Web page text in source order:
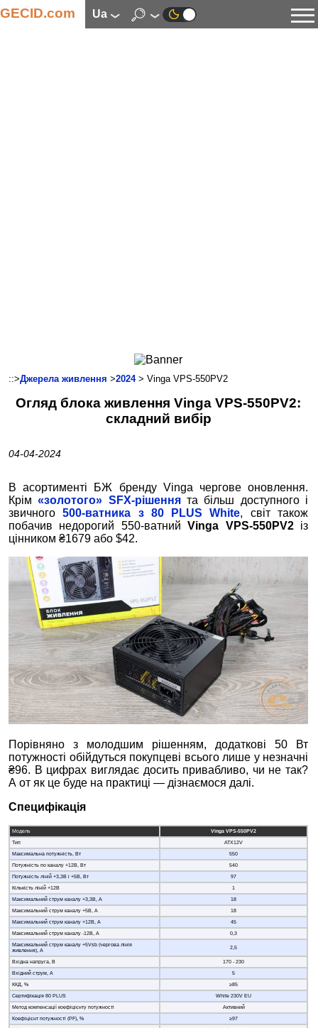
GECID.com ua
Смартфони
Комунікації
Автоелектроніка
::>Джерела живлення >2024> Vinga VPS-550PV2
Огляд блока живлення Vinga VPS-550PV2:
складний вибір
04-04-2024
В асортименті БЖ бренду Vinga чергове оновлення.
Крім«золотого» SFX-рішеннята більш доступного і
звичного500-ватника з 80 PLUS White, світ також
побачив недорогий 550-ватнийVinga VPS-550PV2із
цінником ₴1679 або $42.
Порівняно з молодшим рішенням, додаткові 50 Вт
потужності обійдуться покупцеві всього лише у незначні
₴96. В цифрах виглядає досить привабливо, чи не так?
А от як це буде на практиці — дізнаємося далі.
Специфікація
Модель
Vinga VPS-550PV2
Тип
ATX12V
Максимальна потужність, Вт
550
Потужність по каналу +12В, Вт
540
Потужність ліній +3,3В і +5В, Вт
97
Кількість ліній +12В
1
Максимальний струм каналу +3,3В, А
18
Максимальний струм каналу +5В, А
18
Максимальний струм каналу +12В, А
45
Максимальний струм каналу -12В, А
0,3
Максимальний струм каналу +5Vsb (чергова лінія
живлення), А
2,5
Вхідна напруга, В
170 - 230
Вхідний струм, А
5
ККД, %
≥85
Сертифікація 80 PLUS
White 230V EU
Метод компенсації коефіцієнту потужності
Активний
Коефіцієнт потужності (PF), %
≥97